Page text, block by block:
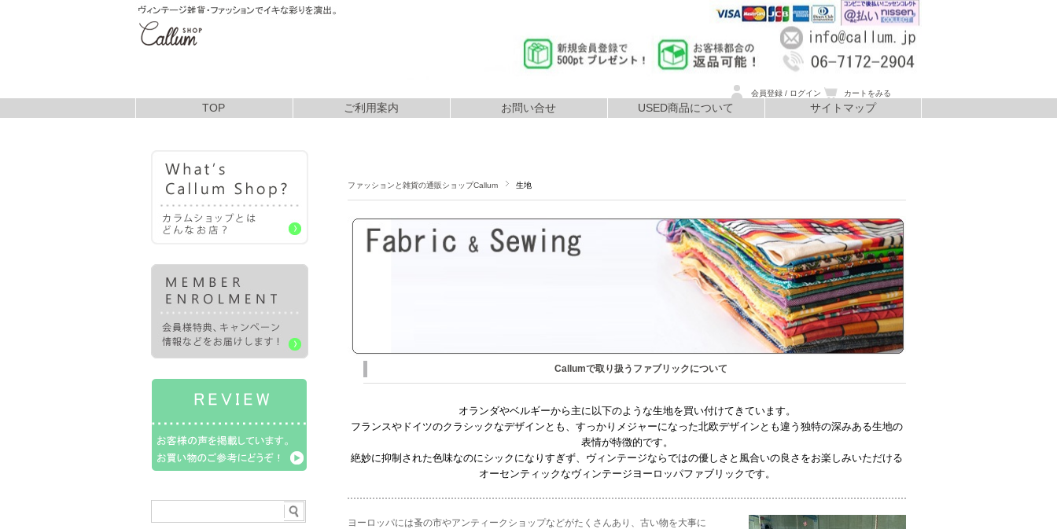
会員登録 / ログイン カートをみる
TOP ご利用案内 お問い合せ USED商品について
サイトマップ
ファッションと雑貨の通販ショップCallum 生地
Callumで取り扱うファブリックについて
オランダやベルギーから主に以下のような生地を買い付けてきています。
フランスやドイツのクラシックなデザインとも、すっかりメジャーになった北欧デザインとも違う独特の深みある生地の
表情が特徴的です。
絶妙に抑制された色味なのにシックになりすぎず、ヴィンテージならではの優しさと風合いの良さをお楽しみいただける
オーセンティックなヴィンテージヨーロッパファブリックです。
ヨーロッパには蚤の市やアンティークショップなどがたくさんあり、古い物を大事に